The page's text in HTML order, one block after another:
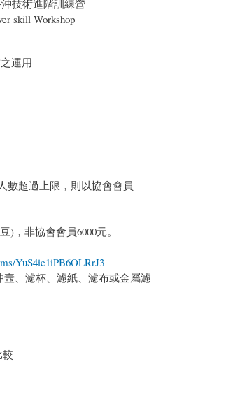
技術進階訓練營
skill Workshop
運用
數超過上限，則以協會會員
，非協會會員6000元。
YuS4ie1iPB6OLRrJ3
、濾杯、濾紙、濾布或金屬濾